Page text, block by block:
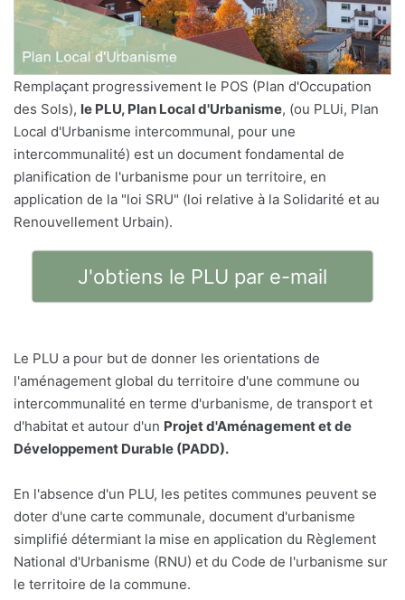
Remplaçant progressivement le POS (Plan d'Occupation
des Sols), le PLU, Plan Local d'Urbanisme, (ou PLUi, Plan
Local d'Urbanisme intercommunal, pour une
intercommunalité) est un document fondamental de
planification de l'urbanisme pour un territoire, en
application de la "loi SRU" (loi relative à la Solidarité et au
Renouvellement Urbain).
J'obtiens le PLU par e-mail
Le PLU a pour but de donner les orientations de
l'aménagement global du territoire d'une commune ou
intercommunalité en terme d'urbanisme, de transport et
d'habitat et autour d'un Projet d'Aménagement et de
Développement Durable (PADD).
En l'absence d'un PLU, les petites communes peuvent se
doter d'une carte communale, document d'urbanisme
simplifié détermiant la mise en application du Règlement
National d'Urbanisme (RNU) et du Code de l'urbanisme sur
le territoire de la commune.